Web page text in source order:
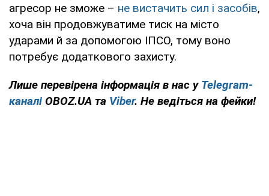
агресор не зможе – не вистачить сил і засобів,
хоча він продовжуватиме тиск на місто
ударами й за допомогою ІПСО, тому воно
потребує додаткового захисту.
Лише перевірена інформація в нас у Telegram-
каналі OBOZ.UA та Viber. Не ведіться на фейки!